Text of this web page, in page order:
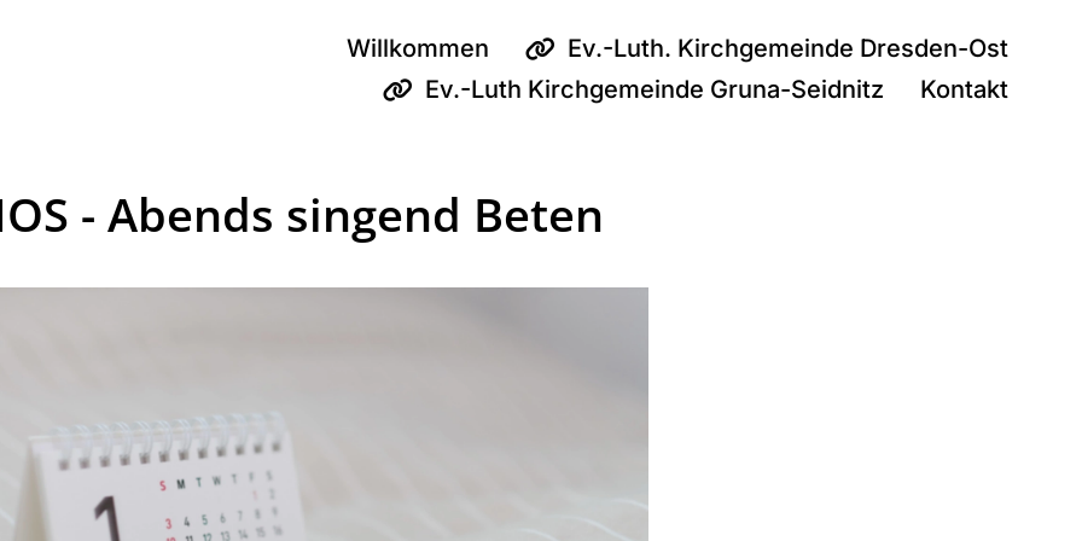
Willkommen
Ev.-Luth. Kirchgemeinde Dresden-Ost
Ev.-Luth Kirchgemeinde Gruna-Seidnitz
Kontakt
- Abends singend Beten